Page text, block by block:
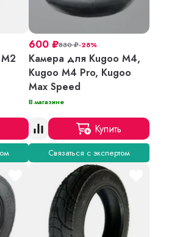
600 ₽830₽-28%
Камера для Kugoo M4,
Kugoo M4 Pro, Kugoo
Max Speed
В магазине
Купить
Связаться с экспертом